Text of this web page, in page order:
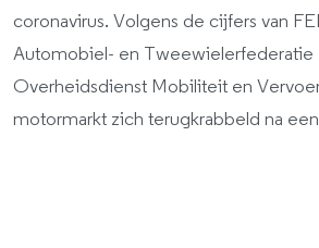
coronavirus. Volgens de cijfers van
Automobiel- en Tweewielerfederatie
Overheidsdienst Mobiliteit en
motormarkt zich terugkrabbeld na